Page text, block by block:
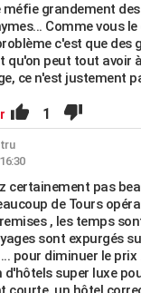
méfie grandement
Comme vous
c'est que des
qu'on peut tout avoir
ce n'est justement
1
certainement pas
de Tours
, les temps
sont expurgés
pour diminuer le
d'hôtels super luxe